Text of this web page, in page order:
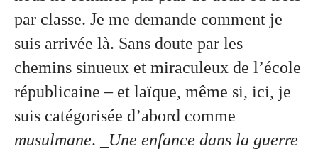
par classe. Je me demande comment je
suis arrivée là. Sans doute par les
chemins sinueux et miraculeux de l’école
républicaine – et laïque, même si, ici, je
suis catégorisée d’abord comme
musulmane. _Une enfance dans la guerre